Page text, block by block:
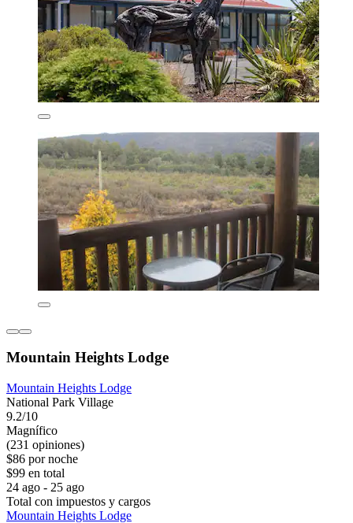
Mountain Heights Lodge
Mountain Heights Lodge
National Park Village
9.2/10
Magnífico
(231 opiniones)
$86 por noche
$99 en total
24 ago - 25 ago
Total con impuestos y cargos
Mountain Heights Lodge